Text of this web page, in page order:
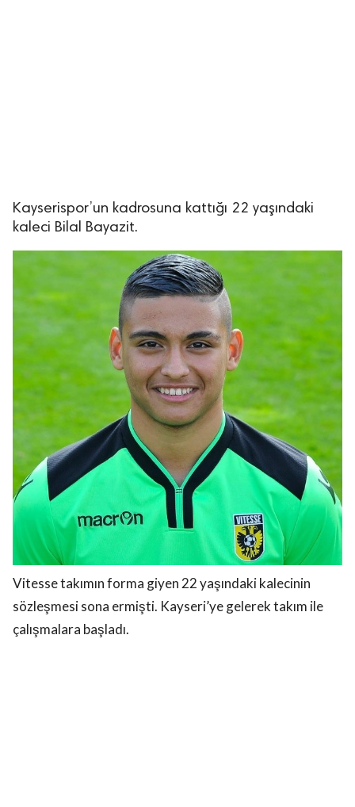
Kayserispor’un kadrosuna kattığı 22 yaşındaki
kaleci Bilal Bayazit.
Vitesse takımın forma giyen 22 yaşındaki kalecinin
sözleşmesi sona ermişti. Kayseri’ye gelerek takım ile
çalışmalara başladı.